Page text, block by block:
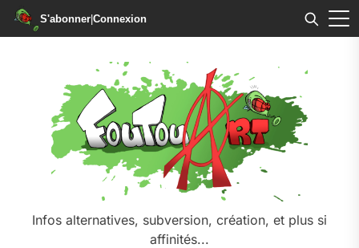
S'abonner|Connexion
Infos alternatives, subversion, création, et plus si
affinités...